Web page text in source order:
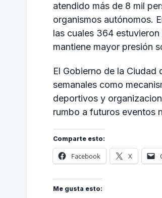
atendido más de 8 mil
organismos autónomos.
las cuales 364
mantiene mayor presión
El Gobierno de la
semanales como
deportivos y
rumbo a futuros eventos
Comparte esto:
Facebook X
Me gusta esto: